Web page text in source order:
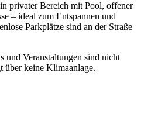
privater Bereich mit Pool, offener
– ideal zum Entspannen und
Parkplätze sind an der Straße
und Veranstaltungen sind nicht
über keine Klimaanlage.